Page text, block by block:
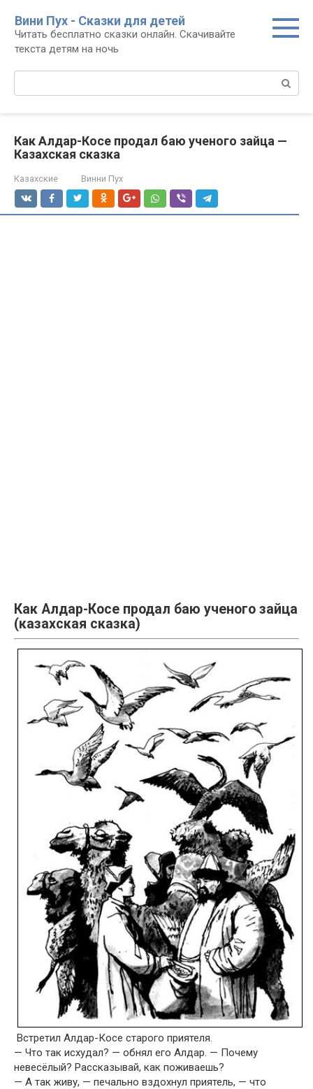
контенту
Вини Пух - Сказки для детей
Читать бесплатно сказки онлайн. Скачивайте
текста детям на ночь
Как Алдар-Косе продал баю ученого зайца —
Казахская сказка
Казахские Винни Пух
Как Алдар-Косе продал баю ученого зайца
(казахская сказка)
Встретил Алдар-Косе старого приятеля.
— Что так исхудал? — обнял его Алдар. — Почему
невесёлый? Рассказывай, как поживаешь?
— А так живу, — печально вздохнул приятель, — что